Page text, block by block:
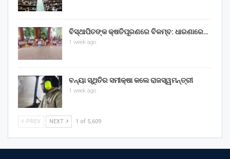
ବିସ୍ଥାପିତଙ୍କ କ୍ଷତିପୂରଣରେ ବିଳମ୍ବ: ଧାରଣାରେ…
1 week ago
ବନ୍ୟା ସ୍ଥିତିର ସମୀକ୍ଷା କଲେ ରାଜସ୍ୱମନ୍ତ୍ରୀ
1 week ago
PREV NEXT 1 of 5,609